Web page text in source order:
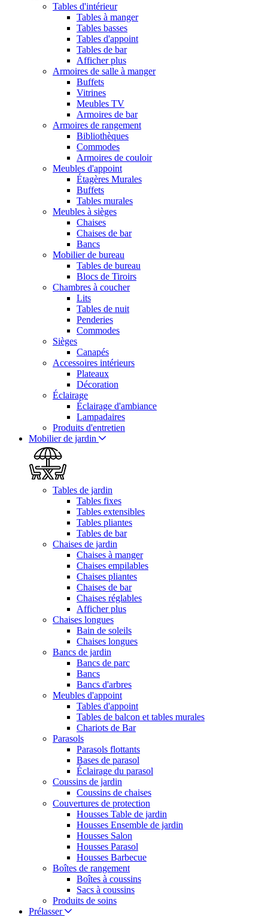
Tables d'intérieur
Tables à manger
Tables basses
Tables d'appoint
Tables de bar
Afficher plus
Armoires de salle à manger
Buffets
Vitrines
Meubles TV
Armoires de bar
Armoires de rangement
Bibliothèques
Commodes
Armoires de couloir
Meubles d'appoint
Étagères Murales
Buffets
Tables murales
Meubles à sièges
Chaises
Chaises de bar
Bancs
Mobilier de bureau
Tables de bureau
Blocs de Tiroirs
Chambres à coucher
Lits
Tables de nuit
Penderies
Commodes
Sièges
Canapés
Accessoires intérieurs
Plateaux
Décoration
Éclairage
Éclairage d'ambiance
Lampadaires
Produits d'entretien
Mobilier de jardin
Tables de jardin
Tables fixes
Tables extensibles
Tables pliantes
Tables de bar
Chaises de jardin
Chaises à manger
Chaises empilables
Chaises pliantes
Chaises de bar
Chaises réglables
Afficher plus
Chaises longues
Bain de soleils
Chaises longues
Bancs de jardin
Bancs de parc
Bancs
Bancs d'arbres
Meubles d'appoint
Tables d'appoint
Tables de balcon et tables murales
Chariots de Bar
Parasols
Parasols flottants
Bases de parasol
Éclairage du parasol
Coussins de jardin
Coussins de chaises
Couvertures de protection
Housses Table de jardin
Housses Ensemble de jardin
Housses Salon
Housses Parasol
Housses Barbecue
Boîtes de rangement
Boîtes à coussins
Sacs à coussins
Produits de soins
Prélasser